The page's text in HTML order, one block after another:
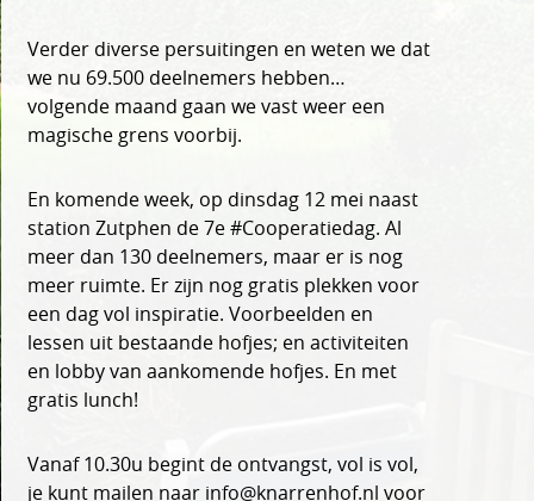
Verder diverse persuitingen en weten we dat
we nu 69.500 deelnemers hebben…
volgende maand gaan we vast weer een
magische grens voorbij.
En komende week, op dinsdag 12 mei naast
station Zutphen de 7e #Cooperatiedag. Al
meer dan 130 deelnemers, maar er is nog
meer ruimte. Er zijn nog gratis plekken voor
een dag vol inspiratie. Voorbeelden en
lessen uit bestaande hofjes; en activiteiten
en lobby van aankomende hofjes. En met
gratis lunch!
Vanaf 10.30u begint de ontvangst, vol is vol,
je kunt mailen naar info@knarrenhof.nl voor